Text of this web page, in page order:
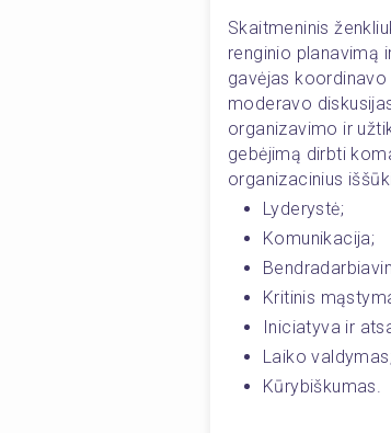
Skaitmeninis
renginio planavimą
gavėjas
moderavo
organizavimo ir
gebėjimą dirbti
organizacinius
Lyderystė;
Komunikacija;
Kritinis
Iniciatyva ir
Laiko valdymas;
Kūrybiškumas.